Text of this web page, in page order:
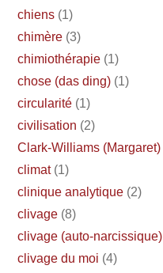
chiens (1)
chimère (3)
chimiothérapie (1)
chose (das ding) (1)
circularité (1)
civilisation (2)
Clark-Williams (Margaret)
climat (1)
clinique analytique (2)
clivage (8)
clivage (auto-narcissique)
clivage du moi (4)